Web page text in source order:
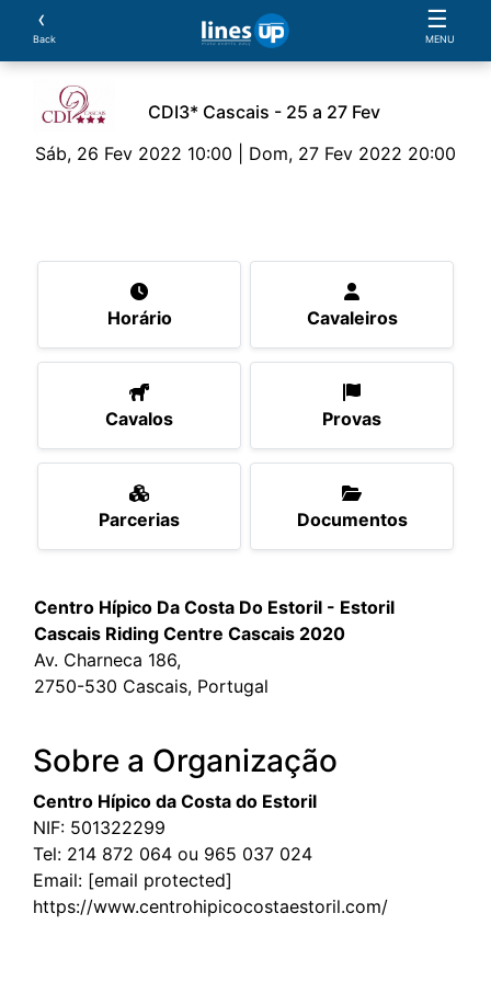
‹
Back
☰
MENU
CDI3* Cascais - 25 a 27 Fev
Sáb, 26 Fev 2022 10:00 | Dom, 27 Fev 2022 20:00
Horário Cavaleiros
Cavalos Provas
Parcerias Documentos
Centro Hípico Da Costa Do Estoril - Estoril
Cascais Riding Centre Cascais 2020
Av. Charneca 186,
2750-530 Cascais, Portugal
Sobre a Organização
Centro Hípico da Costa do Estoril
NIF: 501322299
Tel: 214 872 064 ou 965 037 024
Email: [email protected]
https://www.centrohipicocostaestoril.com/